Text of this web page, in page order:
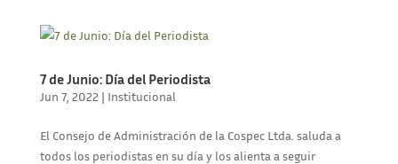
7 de Junio: Día del Periodista
Jun 7, 2022 | Institucional
El Consejo de Administración de la Cospec Ltda. saluda a
todos los periodistas en su día y los alienta a seguir